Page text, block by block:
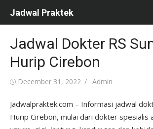
Jadwal Praktek
Jadwal Dokter RS
Hurip Cirebon
Posted
December 31, 2022 Author
Admin
Jadwalpraktek.com – Informasi jadwal
Hurip Cirebon, mulai dari dokter spesialis